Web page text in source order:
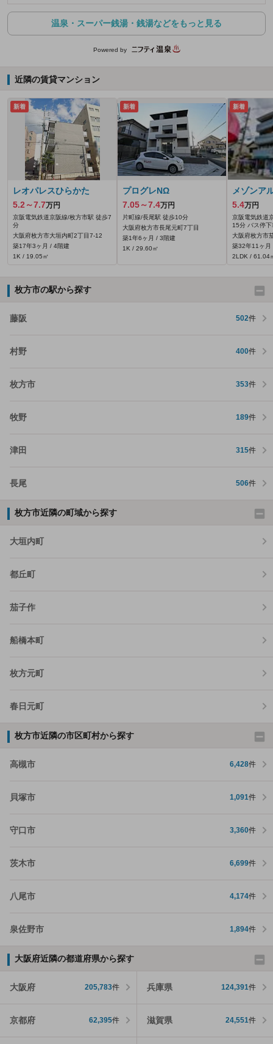
温泉・スーパー銭湯・銭湯などをもっと見る
Powered by
近隣の賃貸マンション
新着
レオパレスひらかた
5.2～7.7万円
京阪電気鉄道京阪線/枚方市駅 徒歩7
分
大阪府枚方市大垣内町2丁目7-12
築17年3ヶ月 / 4階建
1K / 19.05㎡
新着
プログレNΩ
7.05～7.4万円
片町線/長尾駅 徒歩10分
大阪府枚方市長尾元町7丁目
築1年6ヶ月 / 3階建
1K / 29.60㎡
新着
メゾンア
5.4万円
京阪電気鉄道
15分 バス停
大阪府枚方市
築32年11ヶ月
2LDK / 61.04
枚方市の駅から探す
藤阪 502件
村野 400件
枚方市 353件
牧野 189件
津田 315件
長尾 506件
枚方市近隣の町域から探す
大垣内町
都丘町
茄子作
船橋本町
枚方元町
春日元町
枚方市近隣の市区町村から探す
高槻市 6,428件
貝塚市 1,091件
守口市 3,360件
茨木市 6,699件
八尾市 4,174件
泉佐野市 1,894件
大阪府近隣の都道府県から探す
大阪府 205,783件 兵庫県 124,391件
京都府 62,395件 滋賀県 24,551件